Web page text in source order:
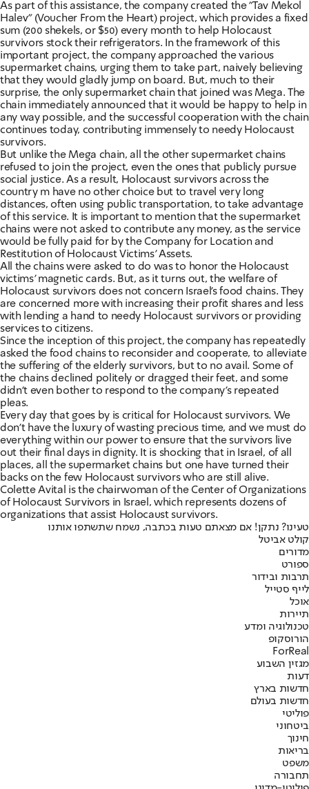
As part of this assistance, the company created the "Tav Mekol
Halev" (Voucher From the Heart) project, which provides a fixed
sum (200 shekels, or $50) every month to help Holocaust
survivors stock their refrigerators. In the framework of this
important project, the company approached the various
supermarket chains, urging them to take part, naively believing
that they would gladly jump on board. But, much to their
surprise, the only supermarket chain that joined was Mega. The
chain immediately announced that it would be happy to help in
any way possible, and the successful cooperation with the chain
continues today, contributing immensely to needy Holocaust
survivors.
But unlike the Mega chain, all the other supermarket chains
refused to join the project, even the ones that publicly pursue
social justice. As a result, Holocaust survivors across the
country m have no other choice but to travel very long
distances, often using public transportation, to take advantage
of this service. It is important to mention that the supermarket
chains were not asked to contribute any money, as the service
would be fully paid for by the Company for Location and
Restitution of Holocaust Victims' Assets.
All the chains were asked to do was to honor the Holocaust
victims' magnetic cards. But, as it turns out, the welfare of
Holocaust survivors does not concern Israel's food chains. They
are concerned more with increasing their profit shares and less
with lending a hand to needy Holocaust survivors or providing
services to citizens.
Since the inception of this project, the company has repeatedly
asked the food chains to reconsider and cooperate, to alleviate
the suffering of the elderly survivors, but to no avail. Some of
the chains declined politely or dragged their feet, and some
didn't even bother to respond to the company's repeated
pleas.
Every day that goes by is critical for Holocaust survivors. We
don't have the luxury of wasting precious time, and we must do
everything within our power to ensure that the survivors live
out their final days in dignity. It is shocking that in Israel, of all
places, all the supermarket chains but one have turned their
backs on the few Holocaust survivors who are still alive.
Colette Avital is the chairwoman of the Center of Organizations
of Holocaust Survivors in Israel, which represents dozens of
organizations that assist Holocaust survivors.
טעינו? נתקן! אם מצאתם טעות בכתבה, נשמח שתשתפו אותנו
קולט אביטל
מדורים
ספורט
תרבות ובידור
לייף סטייל
אוכל
תיירות
טכנולוגיה ומדע
הורוסקופ
ForReal
מגזין השבוע
דעות
חדשות בארץ
חדשות בעולם
פוליטי
ביטחוני
חינוך
בריאות
משפט
תחבורה